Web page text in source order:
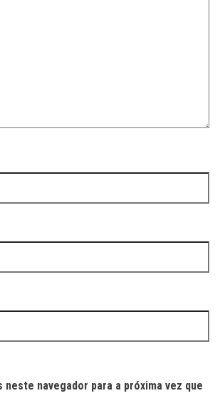
neste navegador para a próxima vez que